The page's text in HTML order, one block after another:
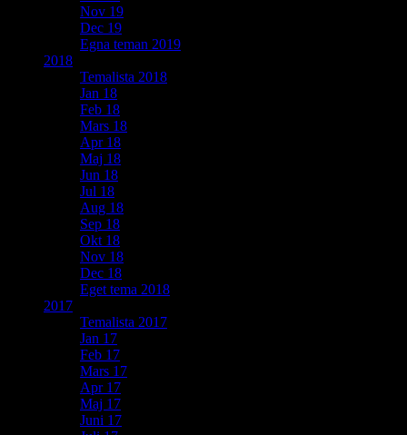
Nov 19
Dec 19
Egna teman 2019
2018
Temalista 2018
Jan 18
Feb 18
Mars 18
Apr 18
Maj 18
Jun 18
Jul 18
Aug 18
Sep 18
Okt 18
Nov 18
Dec 18
Eget tema 2018
2017
Temalista 2017
Jan 17
Feb 17
Mars 17
Apr 17
Maj 17
Juni 17